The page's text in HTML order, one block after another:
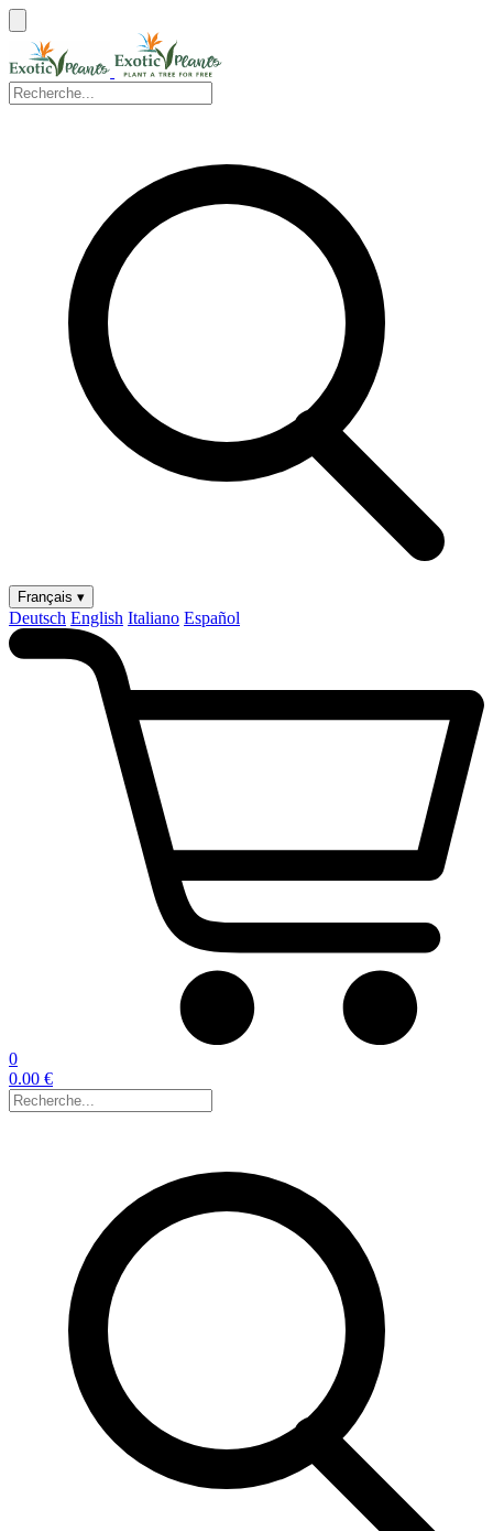
Français ▾
Deutsch English Italiano Español
0
0.00 €